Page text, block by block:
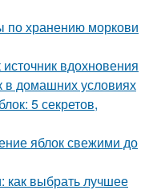
по хранению моркови
вдохновения
в домашних условиях
5 секретов,
яблок свежими до
как выбрать лучшее